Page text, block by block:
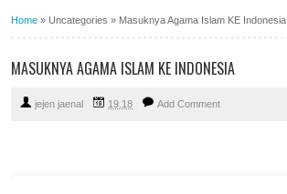
Home » Uncategories » Masuknya Agama Islam KE Indonesia
MASUKNYA AGAMA ISLAM KE INDONESIA
jejen jaenal 19.18 Add Comment